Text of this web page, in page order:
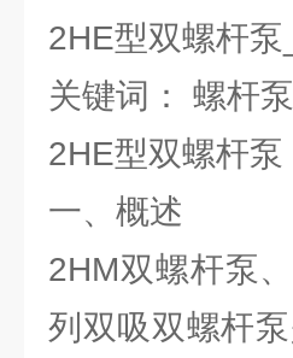
2HE型双螺杆
关键词： 螺杆
2HE型双螺杆泵
一、概述
2HM双螺杆泵
列双吸双螺杆